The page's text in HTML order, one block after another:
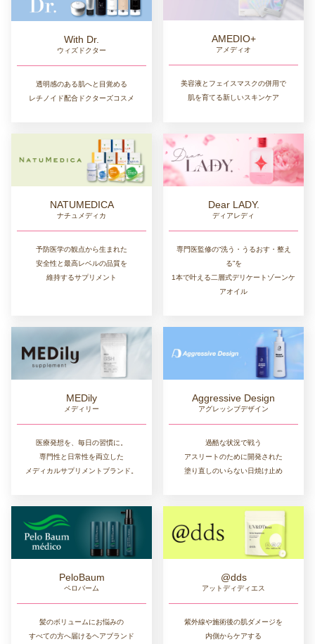
With Dr.
ウィズドクター
透明感のある肌へと目覚める
レチノイド配合ドクターズコスメ
AMEDIO+
アメディオ
美容液とフェイスマスクの併用で
肌を育てる新しいスキンケア
NATUMEDICA
ナチュメディカ
予防医学の観点から生まれた
安全性と最高レベルの品質を
維持するサプリメント
Dear LADY.
ディアレディ
専門医監修の“洗う・うるおす・整え
る”を
1本で叶える二層式デリケートゾーンケ
アオイル
MEDily
メディリー
医療発想を、毎日の習慣に。
専門性と日常性を両立した
メディカルサプリメントブランド。
Aggressive Design
アグレッシブデザイン
過酷な状況で戦う
アスリートのために開発された
塗り直しのいらない日焼け止め
PeloBaum
ペロバーム
髪のボリュームにお悩みの
すべての方へ届けるヘアブランド
@dds
アットディディエス
紫外線や施術後の肌ダメージを
内側からケアする